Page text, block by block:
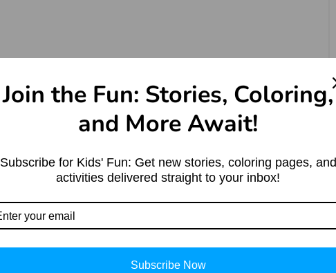
Join the Fun: Stories, Coloring,
and More Await!
Subscribe for Kids' Fun: Get new stories, coloring pages, and
activities delivered straight to your inbox!
Subscribe Now